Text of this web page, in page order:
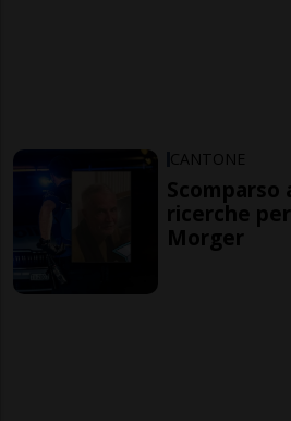
CANTONE
Scomparso
ricerche
Morger